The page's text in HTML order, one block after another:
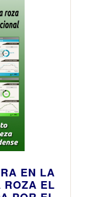
EN LA
ROZA EL